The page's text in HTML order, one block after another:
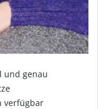
und genau
verfügbar